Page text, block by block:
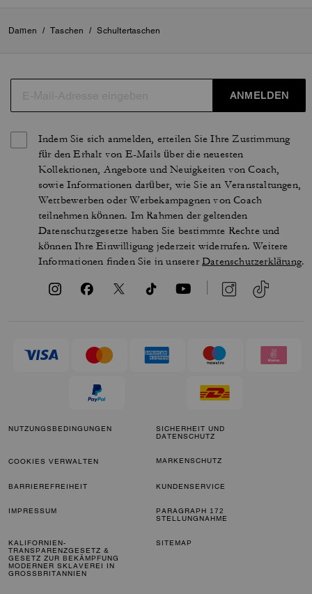
Damen / Taschen / Schultertaschen
ANMELDEN
Indem Sie sich anmelden, erteilen Sie Ihre Zustimmung
für den Erhalt von E-Mails über die neuesten
Kollektionen, Angebote und Neuigkeiten von Coach,
sowie Informationen darüber, wie Sie an Veranstaltungen,
Wettbewerben oder Werbekampagnen von Coach
teilnehmen können. Im Rahmen der geltenden
Datenschutzgesetze haben Sie bestimmte Rechte und
können Ihre Einwilligung jederzeit widerrufen. Weitere
Informationen finden Sie in unsererDatenschutzerklärung.
NUTZUNGSBEDINGUNGEN
SICHERHEIT UND
DATENSCHUTZ
COOKIES VERWALTEN MARKENSCHUTZ
BARRIEREFREIHEIT KUNDENSERVICE
IMPRESSUM
PARAGRAPH 172
STELLUNGNAHME
KALIFORNIEN-
TRANSPARENZGESETZ &
GESETZ ZUR BEKÄMPFUNG
MODERNER SKLAVEREI IN
GROSSBRITANNIEN
SITEMAP